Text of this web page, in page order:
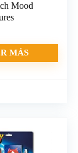
Mood
MÁS